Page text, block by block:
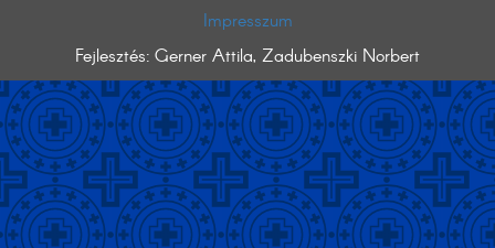
Impresszum
Fejlesztés: Gerner Attila, Zadubenszki Norbert